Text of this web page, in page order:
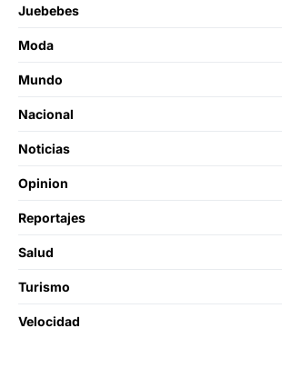
Juebebes
Moda
Mundo
Nacional
Noticias
Opinion
Reportajes
Salud
Turismo
Velocidad